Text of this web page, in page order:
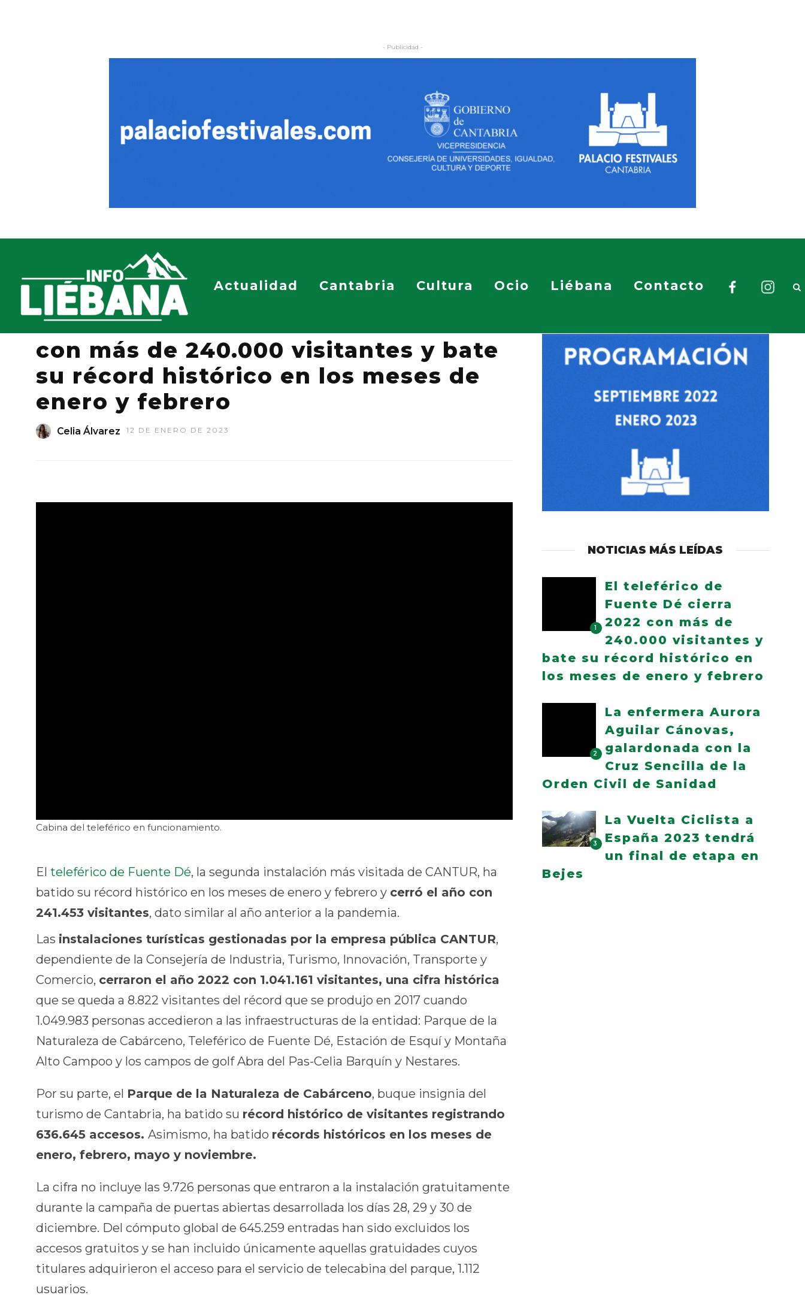
- Publicidad -
Actualidad Cantabria Cultura Ocio Liébana Contacto
El teleférico de Fuente Dé cierra 2022
con más de 240.000 visitantes y bate
su récord histórico en los meses de
enero y febrero
Celia Álvarez 12 DE ENERO DE 2023
Cabina del teleférico en funcionamiento.
El teleférico de Fuente Dé, la segunda instalación más visitada de CANTUR, ha
batido su récord histórico en los meses de enero y febrero y cerró el año con
241.453 visitantes, dato similar al año anterior a la pandemia.
Las instalaciones turísticas gestionadas por la empresa pública CANTUR,
dependiente de la Consejería de Industria, Turismo, Innovación, Transporte y
Comercio, cerraron el año 2022 con 1.041.161 visitantes, una cifra histórica
que se queda a 8.822 visitantes del récord que se produjo en 2017 cuando
1.049.983 personas accedieron a las infraestructuras de la entidad: Parque de la
Naturaleza de Cabárceno, Teleférico de Fuente Dé, Estación de Esquí y Montaña
Alto Campoo y los campos de golf Abra del Pas-Celia Barquín y Nestares.
Por su parte, el Parque de la Naturaleza de Cabárceno, buque insignia del
turismo de Cantabria, ha batido su récord histórico de visitantes registrando
636.645 accesos. Asimismo, ha batido récords históricos en los meses de
enero, febrero, mayo y noviembre.
La cifra no incluye las 9.726 personas que entraron a la instalación gratuitamente
durante la campaña de puertas abiertas desarrollada los días 28, 29 y 30 de
diciembre. Del cómputo global de 645.259 entradas han sido excluidos los
accesos gratuitos y se han incluido únicamente aquellas gratuidades cuyos
titulares adquirieron el acceso para el servicio de telecabina del parque, 1.112
usuarios.
NOTICIAS MÁS LEÍDAS
1
El teleférico de
Fuente Dé cierra
2022 con más de
240.000 visitantes y
bate su récord histórico en
los meses de enero y febrero
2
La enfermera Aurora
Aguilar Cánovas,
galardonada con la
Cruz Sencilla de la
Orden Civil de Sanidad
3
La Vuelta Ciclista a
España 2023 tendrá
un final de etapa en
Bejes